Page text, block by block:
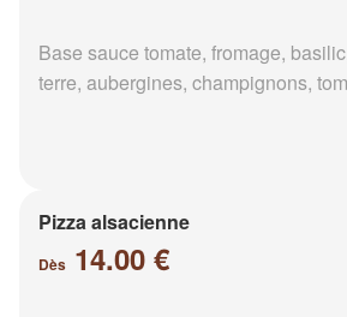
Base sauce tomate, fromage,
terre, aubergines, champignons,
Pizza alsacienne
Dès 14.00 €